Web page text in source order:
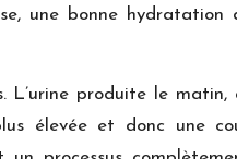
une bonne
produite le
élevée et donc une